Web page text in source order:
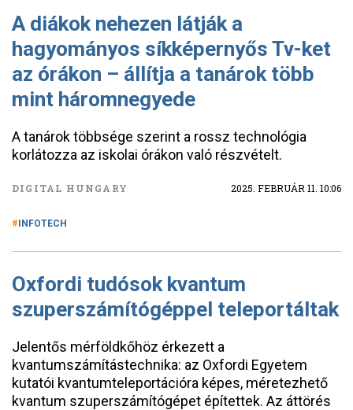
A diákok nehezen látják a
hagyományos síkképernyős Tv-ket
az órákon – állítja a tanárok több
mint háromnegyede
A tanárok többsége szerint a rossz technológia
korlátozza az iskolai órákon való részvételt.
DIGITAL HUNGARY 2025. FEBRUÁR 11. 10:06
INFOTECH
Oxfordi tudósok kvantum
szuperszámítógéppel teleportáltak
Jelentős mérföldkőhöz érkezett a
kvantumszámítástechnika: az Oxfordi Egyetem
kutatói kvantumteleportációra képes, méretezhető
kvantum szuperszámítógépet építettek. Az áttörés